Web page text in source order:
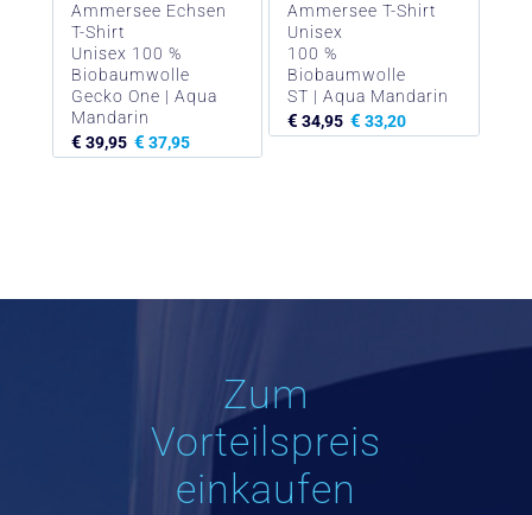
Ammersee Echsen
T-Shirt
Unisex 100 %
Biobaumwolle
Gecko One | Aqua
Mandarin
€ 39,95 € 37,95
Ammersee T-Shirt
Unisex
100 %
Biobaumwolle
ST | Aqua Mandarin
€ 34,95 € 33,20
Zum
Vorteilspreis
einkaufen